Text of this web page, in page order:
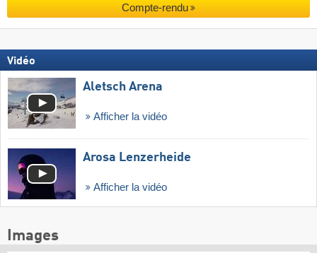
Compte-rendu
Vidéo
Aletsch Arena
Afficher la vidéo
Arosa Lenzerheide
Afficher la vidéo
Images